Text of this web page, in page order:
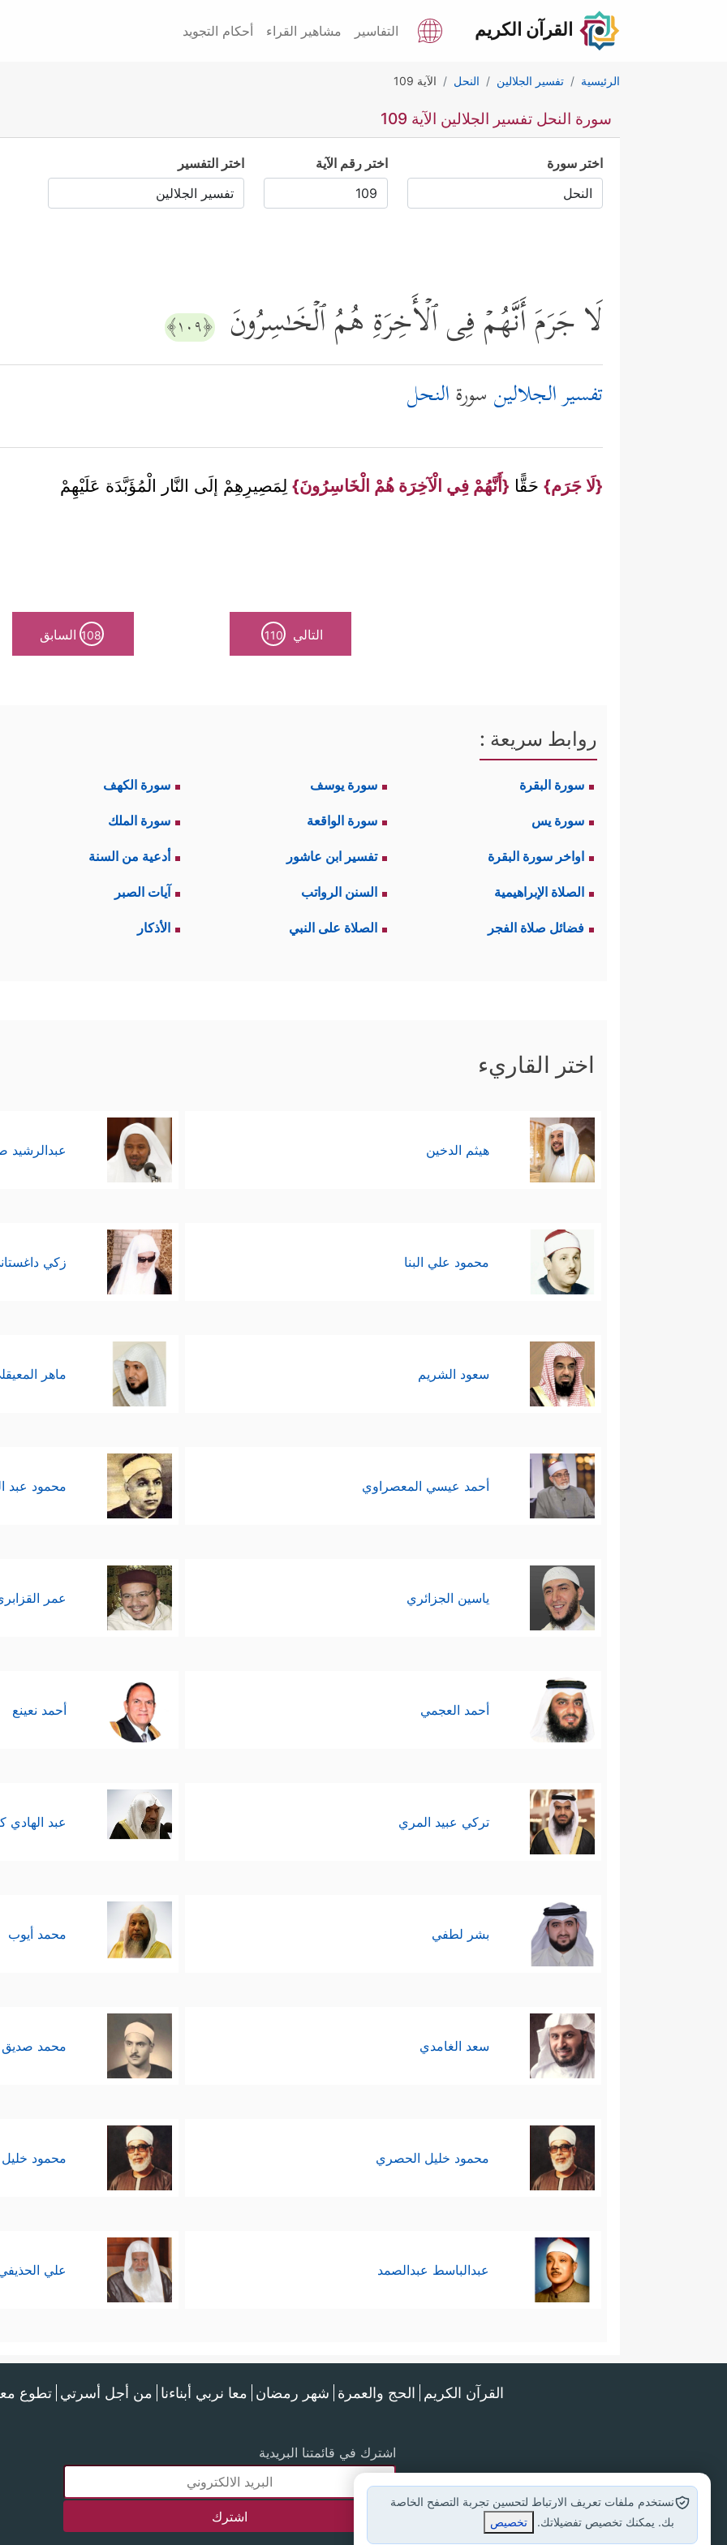
القرآن الكريم التفاسير مشاهير القراء أحكام التجويد
الرئيسية تفسير الجلالين النحل الآية 109
سورة النحل تفسير الجلالين الآية 109
اختر سورة اختر رقم الآية اختر التفسير
لَا جَرَمَ أَنَّهُمۡ فِی ٱلۡأَخِرَةِ هُمُ ٱلۡخَـٰسِرُونَ ﴿١٠٩﴾
تفسير الجلالين سورةالنحل
{لَا جَرَم} حَقًّا {أَنَّهُمْ فِي الْآخِرَة هُمْ الْخَاسِرُونَ} لِمَصِيرِهِمْ إلَى النَّار الْمُؤَبَّدَة عَلَيْهِمْ
التالي 110
108 السابق
روابط سريعة :
سورة البقرة سورة يوسف سورة الكهف
سورة يس سورة الواقعة سورة الملك
اواخر سورة البقرة تفسير ابن عاشور أدعية من السنة
الصلاة الإبراهيمية السنن الرواتب آيات الصبر
فضائل صلاة الفجر الصلاة على النبي الأذكار
اختر القاريء
هيثم الدخين عبدالرشيد
محمود علي البنا زكي
سعود الشريم ماهر
أحمد عيسي المعصراوي محمود عبد
ياسين الجزائري عمر
أحمد العجمي أحمد نعينع
تركي عبيد المري عبد الهادي
بشر لطفي محمد أيوب
سعد الغامدي محمد صديق
محمود خليل الحصري محمود
عبدالباسط عبدالصمد علي
القرآن الكريم الحج والعمرة شهر رمضان معا نربي أبناءنا من أجل أسرتي تطوع
اشترك في قائمتنا البريدية
نستخدم ملفات تعريف الارتباط لتحسين تجربة التصفح الخاصة
بك. يمكنك تخصيص تفضيلاتك.
تخصيص